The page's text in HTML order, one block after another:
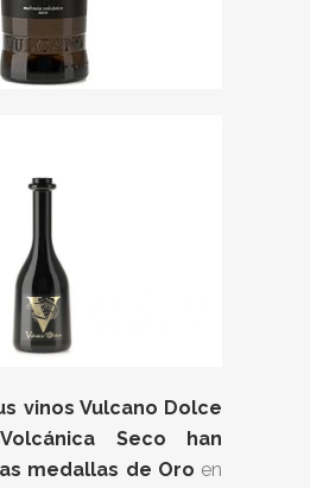
vinos Vulcano Dolce
Seco han
medallas de Oro en